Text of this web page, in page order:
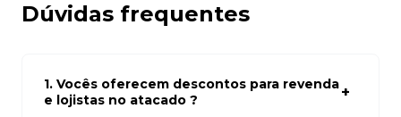
Dúvidas frequentes
1. Vocês oferecem descontos para revenda
e lojistas no atacado ?